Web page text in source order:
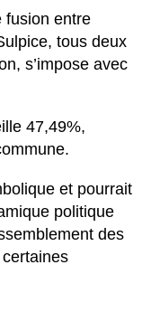
fusion entre
tous deux
s’impose avec
47,49%,
et pourrait
politique
des